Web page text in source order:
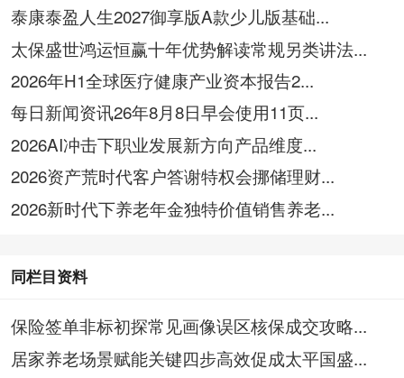
泰康泰盈人生2027御享版A款少儿版基础...
太保盛世鸿运恒赢十年优势解读常规另类讲法...
2026年H1全球医疗健康产业资本报告2...
每日新闻资讯26年8月8日早会使用11页...
2026AI冲击下职业发展新方向产品维度...
2026资产荒时代客户答谢特权会挪储理财...
2026新时代下养老年金独特价值销售养老...
同栏目资料
保险签单非标初探常见画像误区核保成交攻略...
居家养老场景赋能关键四步高效促成太平国盛...